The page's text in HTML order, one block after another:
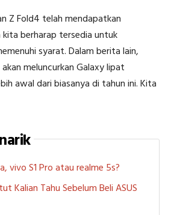
Z Fold4 telah mendapatkan
berharap tersedia untuk
syarat. Dalam berita lain,
meluncurkan Galaxy lipat
awal dari biasanya di tahun ini. Kita
vivo S1 Pro atau realme 5s?
Kalian Tahu Sebelum Beli ASUS